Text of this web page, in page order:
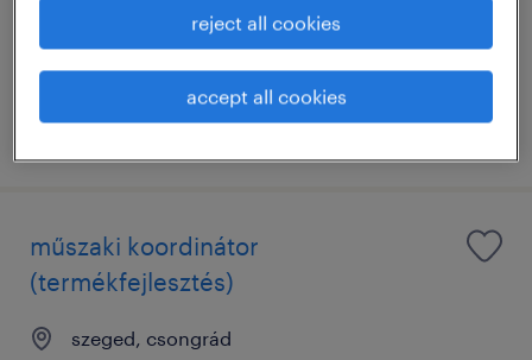
főiskolai, egyetemi végzettség / university
műszaki koordinátor
(termékfejlesztés)
szeged, csongrád
reject all cookies
accept all cookies